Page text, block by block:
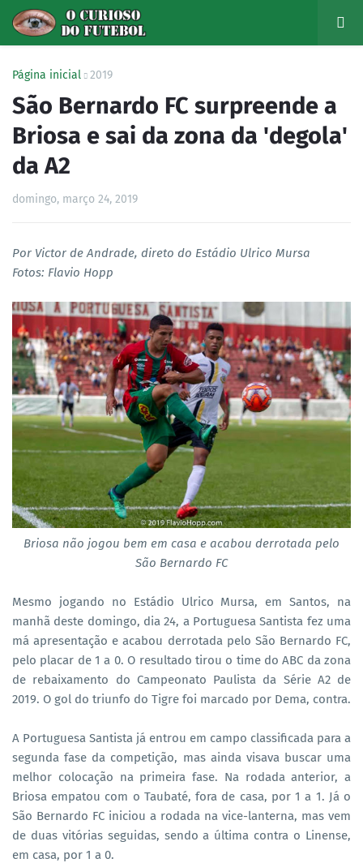
Página inicial 2019
São Bernardo FC surpreende a
Briosa e sai da zona da 'degola'
da A2
domingo, março 24, 2019
Por Victor de Andrade, direto do Estádio Ulrico Mursa
Fotos: Flavio Hopp
Briosa não jogou bem em casa e acabou derrotada pelo
São Bernardo FC
Mesmo jogando no Estádio Ulrico Mursa, em Santos, na
manhã deste domingo, dia 24, a Portuguesa Santista fez uma
má apresentação e acabou derrotada pelo São Bernardo FC,
pelo placar de 1 a 0. O resultado tirou o time do ABC da zona
de rebaixamento do Campeonato Paulista da Série A2 de
2019. O gol do triunfo do Tigre foi marcado por Dema, contra.
A Portuguesa Santista já entrou em campo classificada para a
segunda fase da competição, mas ainda visava buscar uma
melhor colocação na primeira fase. Na rodada anterior, a
Briosa empatou com o Taubaté, fora de casa, por 1 a 1. Já o
São Bernardo FC iniciou a rodada na vice-lanterna, mas vem
de duas vitórias seguidas, sendo a última contra o Linense,
em casa, por 1 a 0.